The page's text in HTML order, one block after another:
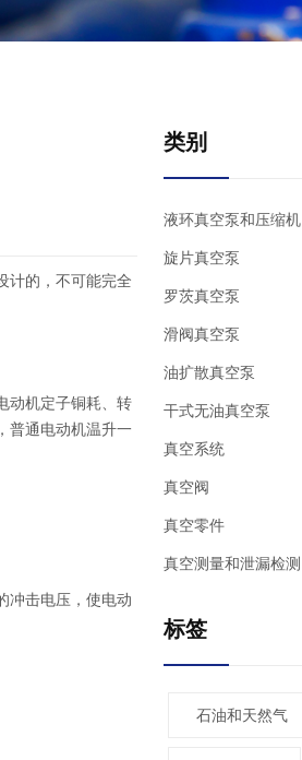
计的，不可能完全
动机定子铜耗、转
普通电动机温升一
冲击电压，使电动
类别
液环真空泵和压缩机
旋片真空泵
罗茨真空泵
滑阀真空泵
油扩散真空泵
干式无油真空泵
真空系统
真空阀
真空零件
真空测量和泄漏检测
标签
石油和天然气